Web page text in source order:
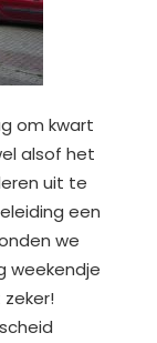
om kwart
alsof het
uit te
een
we
weekendje